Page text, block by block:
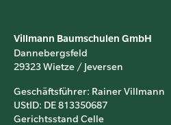
Villmann Baumschulen GmbH
Dannebergsfeld
29323 Wietze / Jeversen
Geschäftsführer: Rainer Villmann
UStID: DE 813350687
Gerichtsstand Celle